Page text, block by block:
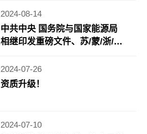
月份能源生产情况》发布……
2024-08-14
中共中央 国务院与国家能源局
相继印发重磅文件、苏/蒙/浙/鲁
2024-07-26
资质升级！
2024-07-10